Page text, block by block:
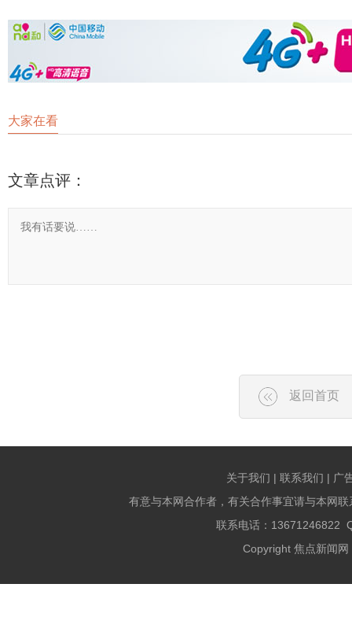
大家在看
文章点评：
返回首页
关于我们 | 联系我们 | 广
有意与本网合作者，有关合作事宜请与本网
联系电话：13671246822
Copyright 焦点新闻